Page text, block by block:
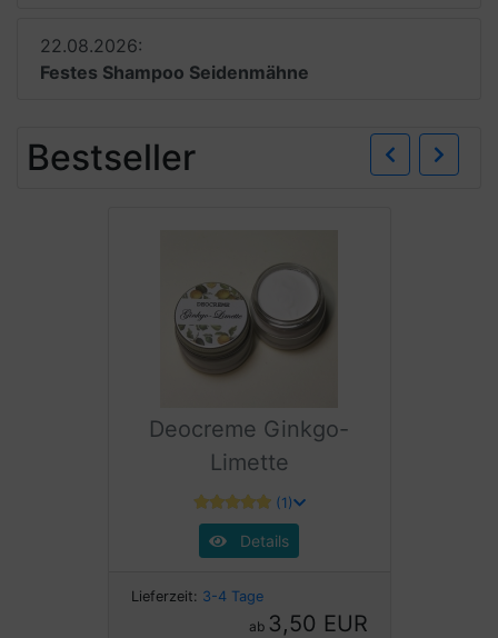
22.08.2026:
Festes Shampoo Seidenmähne
Bestseller
Deocreme Ginkgo-
Limette
(1)
Details
Lieferzeit: 3-4 Tage
ab 3,50 EUR